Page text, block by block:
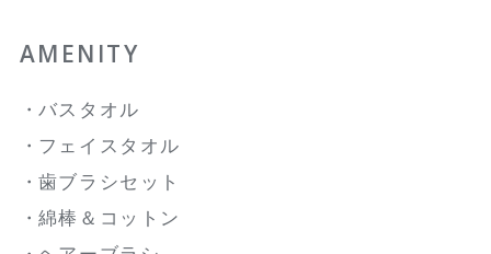
AMENITY
バスタオル
フェイスタオル
歯ブラシセット
綿棒＆コットン